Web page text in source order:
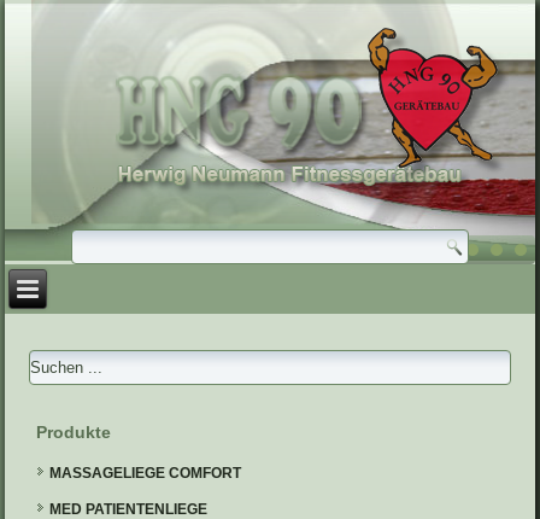
Produkte
MASSAGELIEGE COMFORT
MED PATIENTENLIEGE